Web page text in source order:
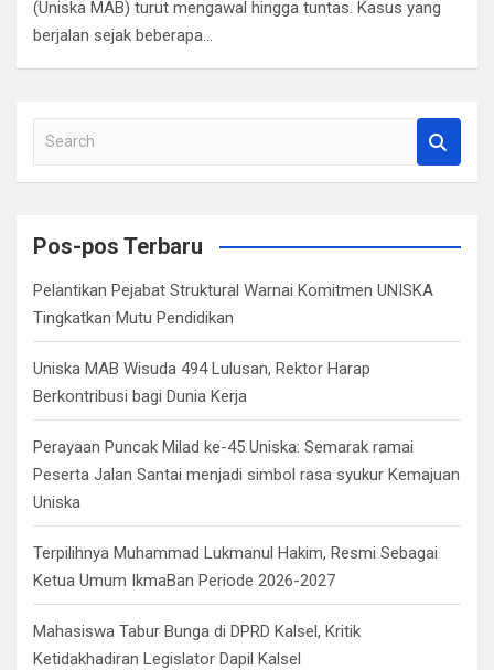
(Uniska MAB) turut mengawal hingga tuntas. Kasus yang
berjalan sejak beberapa…
a
c
Pos-pos Terbaru
Pelantikan Pejabat Struktural Warnai Komitmen UNISKA
Tingkatkan Mutu Pendidikan
Uniska MAB Wisuda 494 Lulusan, Rektor Harap
Berkontribusi bagi Dunia Kerja
Perayaan Puncak Milad ke-45 Uniska: Semarak ramai
Peserta Jalan Santai menjadi simbol rasa syukur Kemajuan
Uniska
Terpilihnya Muhammad Lukmanul Hakim, Resmi Sebagai
Ketua Umum IkmaBan Periode 2026-2027
Mahasiswa Tabur Bunga di DPRD Kalsel, Kritik
Ketidakhadiran Legislator Dapil Kalsel